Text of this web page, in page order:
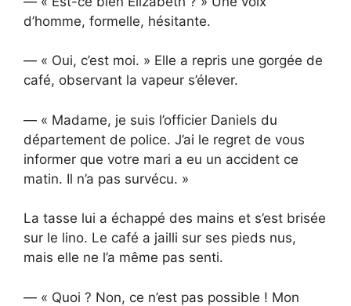
d’homme, formelle, hésitante.
— « Oui, c’est moi. » Elle a repris une gorgée de
café, observant la vapeur s’élever.
— « Madame, je suis l’officier Daniels du
département de police. J’ai le regret de vous
informer que votre mari a eu un accident ce
matin. Il n’a pas survécu. »
La tasse lui a échappé des mains et s’est brisée
sur le lino. Le café a jailli sur ses pieds nus,
mais elle ne l’a même pas senti.
— « Quoi ? Non, ce n’est pas possible ! Mon